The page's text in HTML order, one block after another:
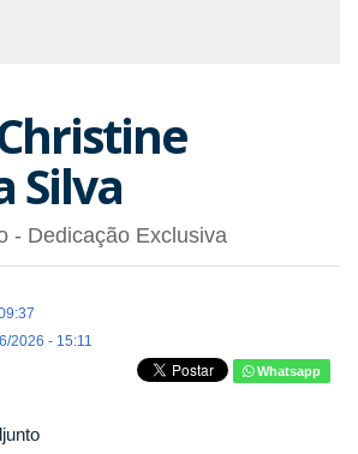
Silva
- Dedicação Exclusiva
2026 - 15:11
Whatsapp